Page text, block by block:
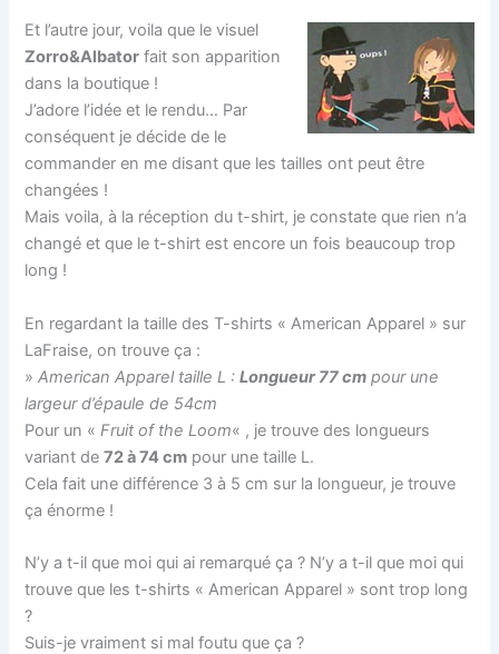
Et l’autre jour, voila que le visuel
Zorro&Albator fait son apparition
dans la boutique !
J’adore l’idée et le rendu… Par
conséquent je décide de le
commander en me disant que les tailles ont peut être
changées !
Mais voila, à la réception du t-shirt, je constate que rien n’a
changé et que le t-shirt est encore un fois beaucoup trop
long !
En regardant la taille des T-shirts « American Apparel » sur
LaFraise, on trouve ça :
»American Apparel taille L :Longueur 77 cm pour une
largeur d’épaule de 54cm
Pour un « Fruit of the Loom« , je trouve des longueurs
variant de72 à 74 cm pour une taille L.
Cela fait une différence 3 à 5 cm sur la longueur, je trouve
ça énorme !
N’y a t-il que moi qui ai remarqué ça ? N’y a t-il que moi qui
trouve que les t-shirts « American Apparel » sont trop long
?
Suis-je vraiment si mal foutu que ça ?